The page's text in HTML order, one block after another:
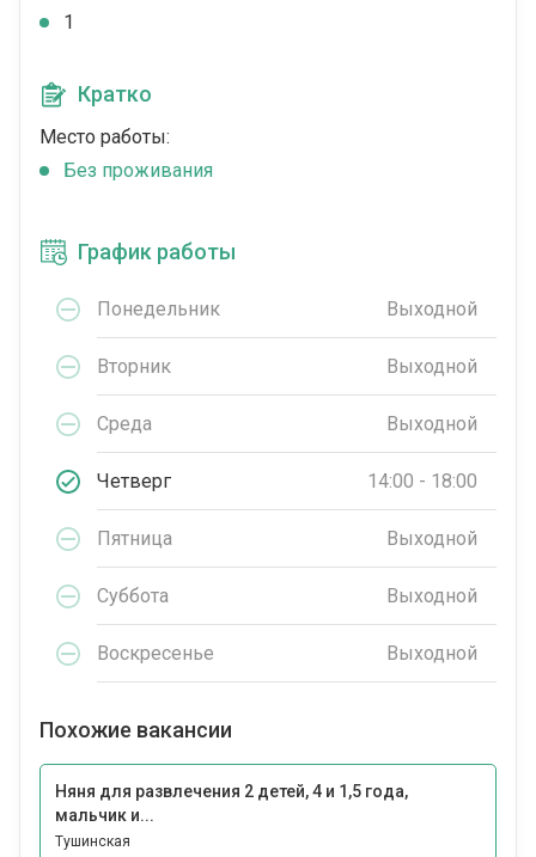
1
Кратко
Место работы:
Без проживания
График работы
Понедельник Выходной
Вторник Выходной
Среда Выходной
Четверг 14:00 - 18:00
Пятница Выходной
Суббота Выходной
Воскресенье Выходной
Похожие вакансии
Няня для развлечения 2 детей, 4 и 1,5 года,
мальчик и...
Тушинская